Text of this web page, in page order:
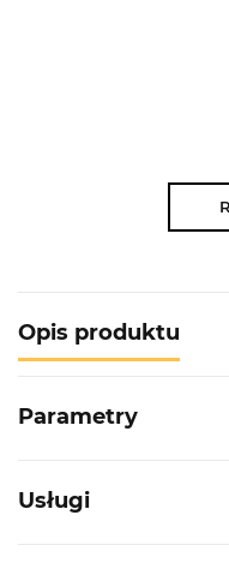
Opis produktu
Parametry
Usługi